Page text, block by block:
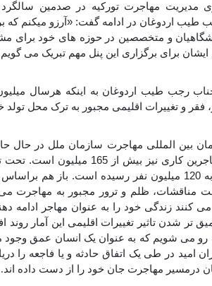
مدیریت مهاجرت تورکیه در صدمین
اردوغان در ادامه گفت: «آرزو میکنم که
و متخصصین در حوزه های خود برای
برای برگزاری این پنل مهم تبریک می گویم
رجب طیب اردوغان به اینکه هرسال
فقر و تغییرات اقلیمی مجبور به ترک محل
پناهندگان به نزدیک به 120 میلیون نفر رسیده است.
کنند زندگی خود را به عنوان مهاجر ادامه
تر شدن تاثیر تغییرات اقلیمی این آمار روند
رو می شویم که به عنوان یک انسان عمق وجود ما